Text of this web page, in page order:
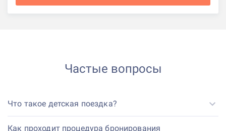
Частые вопросы
Что такое детская поездка?
Как проходит процедура бронирования